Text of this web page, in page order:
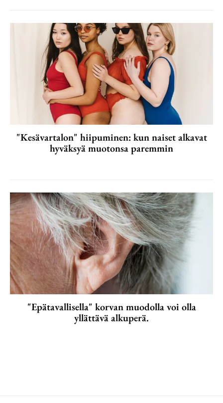
"Kesävartalon" hiipuminen: kun naiset alkavat
hyväksyä muotonsa paremmin
"Epätavallisella" korvan muodolla voi olla
yllättävä alkuperä.